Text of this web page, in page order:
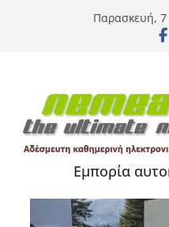
Παρασκευή,
Εμπορία